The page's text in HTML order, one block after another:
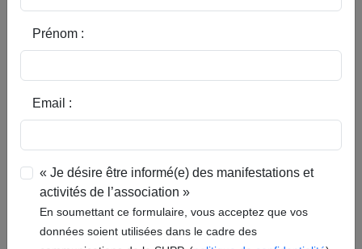
Réinitialiser
Prénom :
Email :
« Je désire être informé(e) des manifestations et
activités de l’association »
En soumettant ce formulaire, vous acceptez que vos
données soient utilisées dans le cadre des